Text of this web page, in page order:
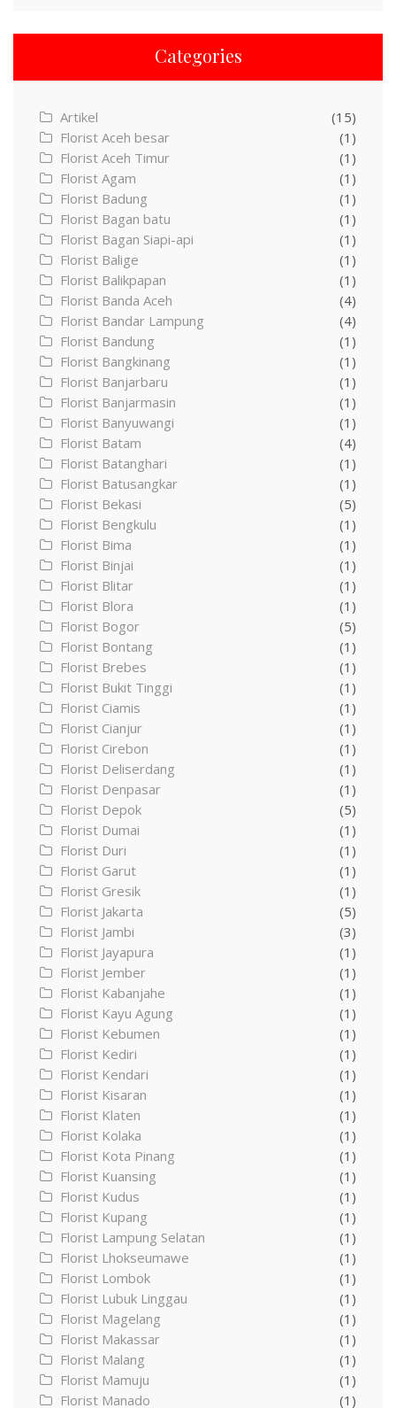
Categories
Artikel
(15)
Florist Aceh besar
(1)
Florist Aceh Timur
(1)
Florist Agam
(1)
Florist Badung
(1)
Florist Bagan batu
(1)
Florist Bagan Siapi-api
(1)
Florist Balige
(1)
Florist Balikpapan
(1)
Florist Banda Aceh
(4)
Florist Bandar Lampung
(4)
Florist Bandung
(1)
Florist Bangkinang
(1)
Florist Banjarbaru
(1)
Florist Banjarmasin
(1)
Florist Banyuwangi
(1)
Florist Batam
(4)
Florist Batanghari
(1)
Florist Batusangkar
(1)
Florist Bekasi
(5)
Florist Bengkulu
(1)
Florist Bima
(1)
Florist Binjai
(1)
Florist Blitar
(1)
Florist Blora
(1)
Florist Bogor
(5)
Florist Bontang
(1)
Florist Brebes
(1)
Florist Bukit Tinggi
(1)
Florist Ciamis
(1)
Florist Cianjur
(1)
Florist Cirebon
(1)
Florist Deliserdang
(1)
Florist Denpasar
(1)
Florist Depok
(5)
Florist Dumai
(1)
Florist Duri
(1)
Florist Garut
(1)
Florist Gresik
(1)
Florist Jakarta
(5)
Florist Jambi
(3)
Florist Jayapura
(1)
Florist Jember
(1)
Florist Kabanjahe
(1)
Florist Kayu Agung
(1)
Florist Kebumen
(1)
Florist Kediri
(1)
Florist Kendari
(1)
Florist Kisaran
(1)
Florist Klaten
(1)
Florist Kolaka
(1)
Florist Kota Pinang
(1)
Florist Kuansing
(1)
Florist Kudus
(1)
Florist Kupang
(1)
Florist Lampung Selatan
(1)
Florist Lhokseumawe
(1)
Florist Lombok
(1)
Florist Lubuk Linggau
(1)
Florist Magelang
(1)
Florist Makassar
(1)
Florist Malang
(1)
Florist Mamuju
(1)
Florist Manado
(1)